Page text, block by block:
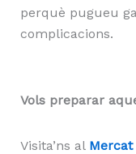
perquè pugueu
complicacions.
Vols preparar
Visita’ns al Mercat